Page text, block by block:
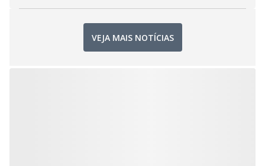
VEJA MAIS NOTÍCIAS